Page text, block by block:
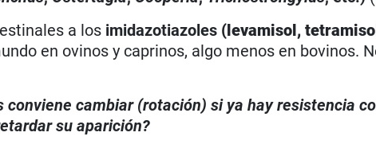
a los imidazotiazoles (levamisol,
en ovinos y caprinos, algo menos en bovinos.
cambiar (rotación) si ya hay resistencia
su aparición?